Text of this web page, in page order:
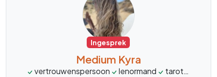
Ingesprek
Medium Kyra
vertrouwenspersoon lenormand tarot